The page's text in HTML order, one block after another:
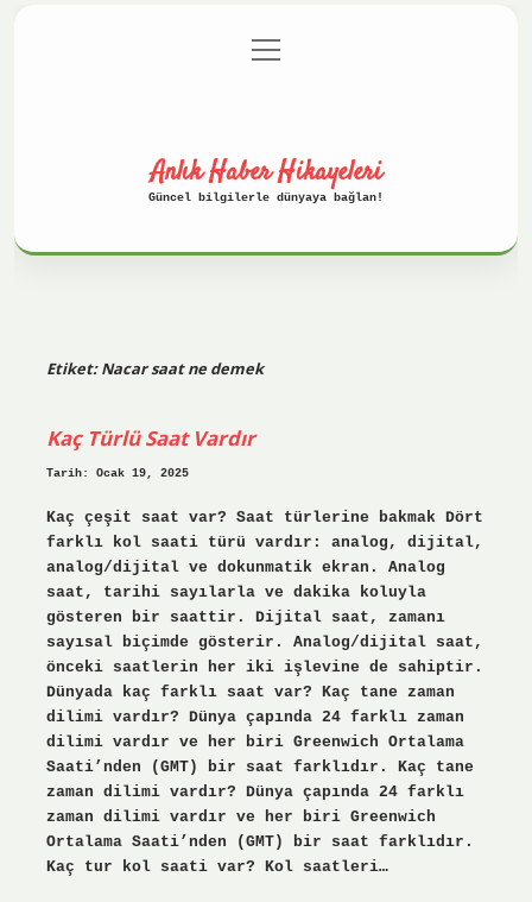
Gizlilik Politikası
menüyü
aç
Anlık Haber Hikayeleri
Güncel bilgilerle dünyaya bağlan!
Etiket:Nacar saat ne demek
Kaç Türlü Saat Vardır
Tarih: Ocak 19, 2025
Kaç çeşit saat var? Saat türlerine bakmak Dört
farklı kol saati türü vardır: analog, dijital,
analog/dijital ve dokunmatik ekran. Analog
saat, tarihi sayılarla ve dakika koluyla
gösteren bir saattir. Dijital saat, zamanı
sayısal biçimde gösterir. Analog/dijital saat,
önceki saatlerin her iki işlevine de sahiptir.
Dünyada kaç farklı saat var? Kaç tane zaman
dilimi vardır? Dünya çapında 24 farklı zaman
dilimi vardır ve her biri Greenwich Ortalama
Saati’nden (GMT) bir saat farklıdır. Kaç tane
zaman dilimi vardır? Dünya çapında 24 farklı
zaman dilimi vardır ve her biri Greenwich
Ortalama Saati’nden (GMT) bir saat farklıdır.
Kaç tur kol saati var? Kol saatleri…